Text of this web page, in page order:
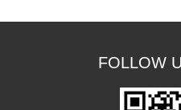
FOLLOW